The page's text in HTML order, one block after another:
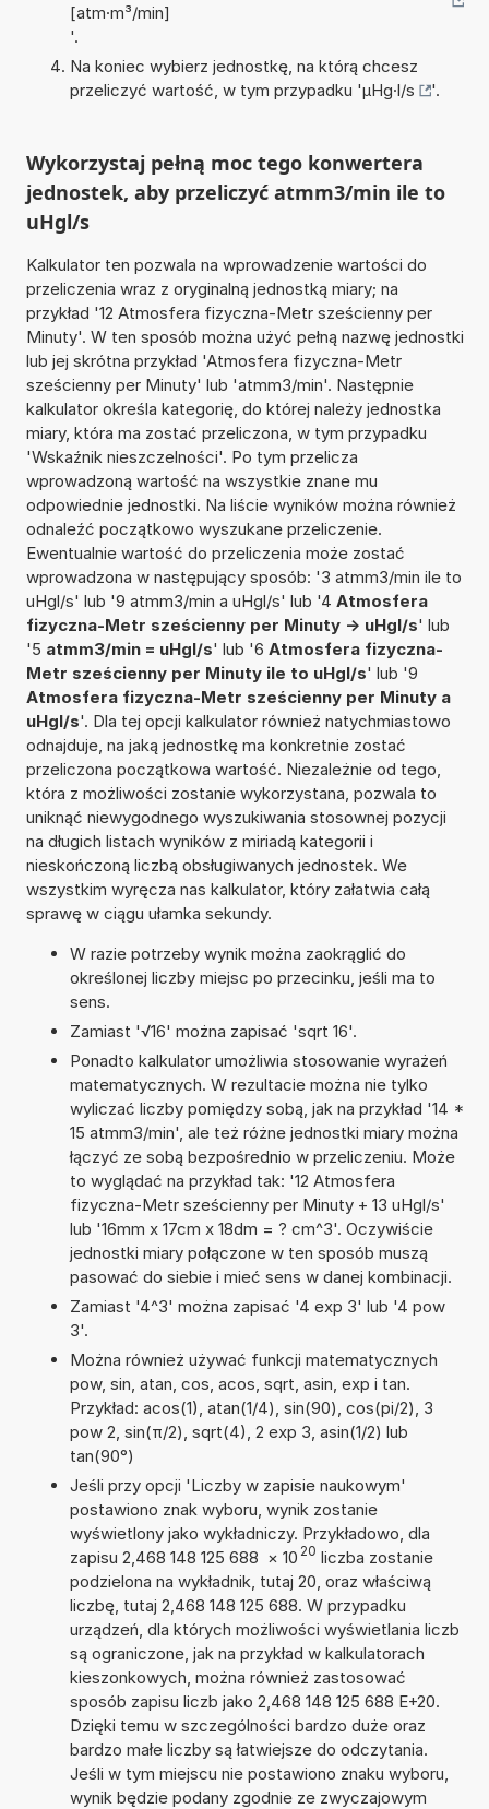
[atm·m³/min]
'.
Na koniec wybierz jednostkę, na którą chcesz
przeliczyć wartość, w tym przypadku 'µHg·l/s '.
Wykorzystaj pełną moc tego konwertera
jednostek, aby przeliczyć atmm3/min ile to
uHgl/s
Kalkulator ten pozwala na wprowadzenie wartości do
przeliczenia wraz z oryginalną jednostką miary; na
przykład '12 Atmosfera fizyczna-Metr sześcienny per
Minuty'. W ten sposób można użyć pełną nazwę jednostki
lub jej skrótna przykład 'Atmosfera fizyczna-Metr
sześcienny per Minuty' lub 'atmm3/min'. Następnie
kalkulator określa kategorię, do której należy jednostka
miary, która ma zostać przeliczona, w tym przypadku
'Wskaźnik nieszczelności'. Po tym przelicza
wprowadzoną wartość na wszystkie znane mu
odpowiednie jednostki. Na liście wyników można również
odnaleźć początkowo wyszukane przeliczenie.
Ewentualnie wartość do przeliczenia może zostać
wprowadzona w następujący sposób: '3 atmm3/min ile to
uHgl/s' lub '9 atmm3/min a uHgl/s' lub '4 Atmosfera
fizyczna-Metr sześcienny per Minuty -> uHgl/s' lub
'5 atmm3/min = uHgl/s' lub '6 Atmosfera fizyczna-
Metr sześcienny per Minuty ile to uHgl/s' lub '9
Atmosfera fizyczna-Metr sześcienny per Minuty a
uHgl/s'. Dla tej opcji kalkulator również natychmiastowo
odnajduje, na jaką jednostkę ma konkretnie zostać
przeliczona początkowa wartość. Niezależnie od tego,
która z możliwości zostanie wykorzystana, pozwala to
uniknąć niewygodnego wyszukiwania stosownej pozycji
na długich listach wyników z miriadą kategorii i
nieskończoną liczbą obsługiwanych jednostek. We
wszystkim wyręcza nas kalkulator, który załatwia całą
sprawę w ciągu ułamka sekundy.
W razie potrzeby wynik można zaokrąglić do
określonej liczby miejsc po przecinku, jeśli ma to
sens.
Zamiast '√16' można zapisać 'sqrt 16'.
Ponadto kalkulator umożliwia stosowanie wyrażeń
matematycznych. W rezultacie można nie tylko
wyliczać liczby pomiędzy sobą, jak na przykład '14 *
15 atmm3/min', ale też różne jednostki miary można
łączyć ze sobą bezpośrednio w przeliczeniu. Może
to wyglądać na przykład tak: '12 Atmosfera
fizyczna-Metr sześcienny per Minuty + 13 uHgl/s'
lub '16mm x 17cm x 18dm = ? cm^3'. Oczywiście
jednostki miary połączone w ten sposób muszą
pasować do siebie i mieć sens w danej kombinacji.
Zamiast '4^3' można zapisać '4 exp 3' lub '4 pow
3'.
Można również używać funkcji matematycznych
pow, sin, atan, cos, acos, sqrt, asin, exp i tan.
Przykład: acos(1), atan(1/4), sin(90), cos(pi/2), 3
pow 2, sin(π/2), sqrt(4), 2 exp 3, asin(1/2) lub
tan(90°)
Jeśli przy opcji 'Liczby w zapisie naukowym'
postawiono znak wyboru, wynik zostanie
wyświetlony jako wykładniczy. Przykładowo, dla
zapisu 2,468 148 125 688 × 10 20 liczba zostanie
podzielona na wykładnik, tutaj 20, oraz właściwą
liczbę, tutaj 2,468 148 125 688. W przypadku
urządzeń, dla których możliwości wyświetlania liczb
są ograniczone, jak na przykład w kalkulatorach
kieszonkowych, można również zastosować
sposób zapisu liczb jako 2,468 148 125 688 E+20.
Dzięki temu w szczególności bardzo duże oraz
bardzo małe liczby są łatwiejsze do odczytania.
Jeśli w tym miejscu nie postawiono znaku wyboru,
wynik będzie podany zgodnie ze zwyczajowym